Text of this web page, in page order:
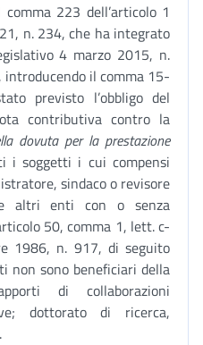
223 dell’articolo 1
n. 234, che ha integrato
4 marzo 2015, n.
introducendo il comma 15-
previsto l’obbligo del
contributiva contro la
dovuta per la prestazione
i soggetti i cui compensi
sindaco o revisore
altri enti con o senza
50, comma 1, lett. c-
1986, n. 917, di seguito
non sono beneficiari della
di collaborazioni
dottorato di ricerca,
.